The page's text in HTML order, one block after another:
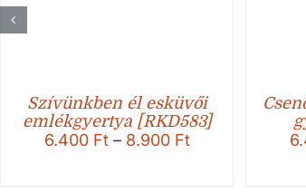
Szívünkben él esküvői
emlékgyertya [RKD583]
6.400 Ft – 8.900 FtÁrtartomány: